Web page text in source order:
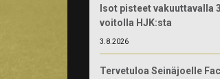
Isot pisteet vakuuttavalla
voitolla HJK:sta
3.8.2026
Tervetuloa Seinäjoelle